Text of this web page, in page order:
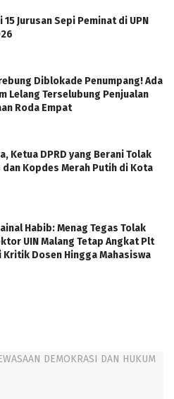
15 Jurusan Sepi Peminat di UPN
Diblokade Penumpang! Ada
Lelang Terselubung Penjualan
Roda Empat
Ketua DPRD yang Berani Tolak
dan Kopdes Merah Putih di Kota
Habib: Menag Tegas Tolak
UIN Malang Tetap Angkat Plt
Kritik Dosen Hingga Mahasiswa